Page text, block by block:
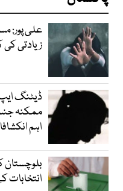
زیادتی کی
ڈیٹنگ ایپ
ممکنہ
اہم